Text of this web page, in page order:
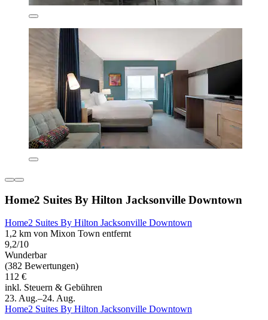
Home2 Suites By Hilton Jacksonville Downtown
Home2 Suites By Hilton Jacksonville Downtown
1,2 km von Mixon Town entfernt
9,2/10
Wunderbar
(382 Bewertungen)
112 €
inkl. Steuern & Gebühren
23. Aug.–24. Aug.
Home2 Suites By Hilton Jacksonville Downtown